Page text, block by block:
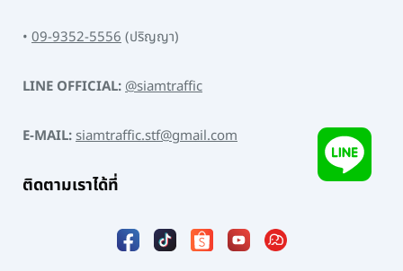
• 09-9352-5556(ปริญญา)
LINE OFFICIAL:@siamtraffic
E-MAIL:siamtraffic.stf@gmail.com
ติดตามเราได้ที่